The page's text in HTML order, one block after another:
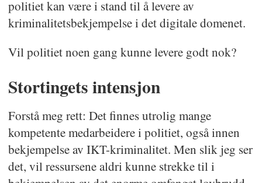
politiet kan være i stand til å levere av
kriminalitetsbekjempelse i det digitale domenet.
Vil politiet noen gang kunne levere godt nok?
Stortingets intensjon
Forstå meg rett: Det finnes utrolig mange
kompetente medarbeidere i politiet, også innen
bekjempelse av IKT-kriminalitet. Men slik jeg ser
det, vil ressursene aldri kunne strekke til i